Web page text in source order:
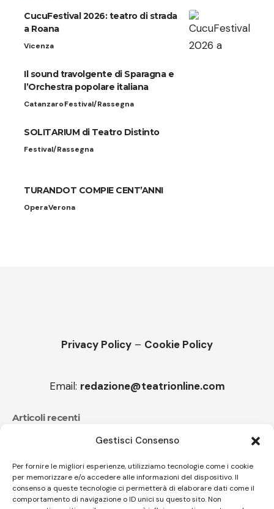
Gestisci Consenso
Per fornire le migliori esperienze, utilizziamo tecnologie come i cookie
per memorizzare e/o accedere alle informazioni del dispositivo. Il
consenso a queste tecnologie ci permetterà di elaborare dati come il
comportamento di navigazione o ID unici su questo sito. Non
CucuFestival 2026: teatro di strada
a Roana
Vicenza
Il sound travolgente di Sparagna e
l’Orchestra popolare italiana
CatanzaroFestival/Rassegna
SOLITARIUM di Teatro Distinto
Festival/Rassegna
TURANDOT COMPIE CENT’ANNI
OperaVerona
Privacy Policy – Cookie Policy
Email: redazione@teatrionline.com
Articoli recenti
CucuFestival 2026: teatro di strada a Roana
Il sound travolgente di Sparagna e l’Orchestra
popolare italiana